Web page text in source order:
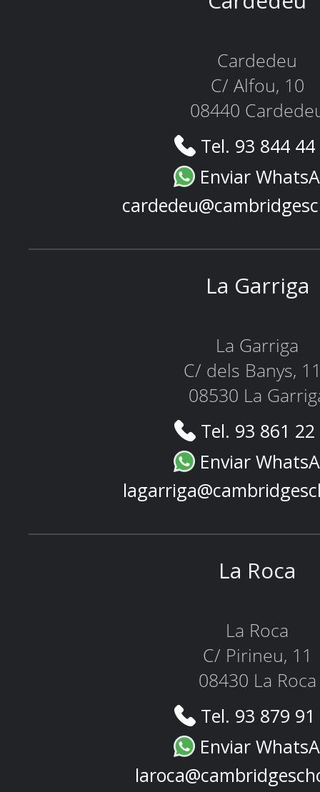
Cardedeu
C/ Alfou, 10
08440
Tel. 93 844
Enviar
La Garriga
La Garriga
C/ dels Banys,
08530 La
Tel. 93 861
Enviar
La Roca
La Roca
C/ Pirineu, 11
08430 La Roca
Tel. 93 879
Enviar